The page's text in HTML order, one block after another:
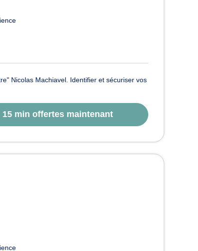
Nicolas Machiavel. Identifier et sécuriser vos
15 min offertes maintenant